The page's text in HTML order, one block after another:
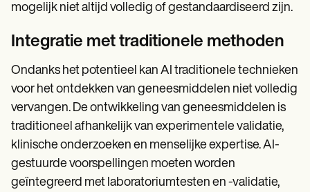
mogelijk niet altijd volledig of gestandaardiseerd zijn.
Integratie met traditionele methoden
Ondanks het potentieel kan AI traditionele technieken
voor het ontdekken van geneesmiddelen niet volledig
vervangen. De ontwikkeling van geneesmiddelen is
traditioneel afhankelijk van experimentele validatie,
klinische onderzoeken en menselijke expertise. AI-
gestuurde voorspellingen moeten worden
geïntegreerd met laboratoriumtesten en -validatie,